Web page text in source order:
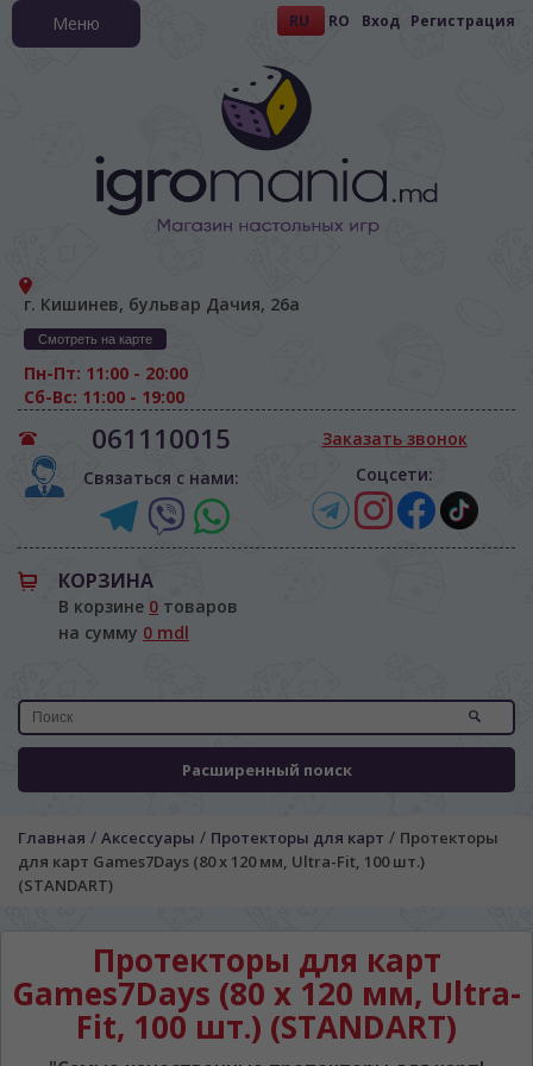
RU RO Вход Регистрация
г. Кишинев, бульвар Дачия, 26а
Смотреть на карте
Пн-Пт: 11:00 - 20:00
Сб-Вс: 11:00 - 19:00
061110015
Связаться с нами:
Заказать звонок
Соцсети:
КОРЗИНА
В корзине 0 товаров
на сумму 0 mdl
Расширенный поиск
Меню
Главная / Аксессуары / Протекторы для карт / Протекторы
для карт Games7Days (80 х 120 мм, Ultra-Fit, 100 шт.)
(STANDART)
Протекторы для карт
Games7Days (80 х 120 мм, Ultra-
Fit, 100 шт.) (STANDART)
На каком языке Вы хотите
просматривать наш сайт?
În ce limbă ați dori să vedeți site-ul nostru?
Беспокоим Вас только один раз, далее
сохраним Ваш выбор языка.
Vă vom deranja doar o singură dată, apoi vă
vom salva alegerea limbii.